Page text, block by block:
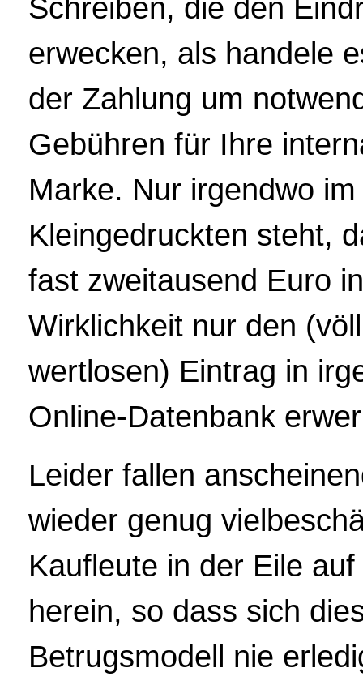
Schreiben, die den
erwecken, als handele
der Zahlung um
Gebühren für Ihre
Marke. Nur irgendwo im
Kleingedruckten steht,
fast zweitausend Euro in
Wirklichkeit nur den
wertlosen) Eintrag in
Online-Datenbank
Leider fallen
wieder genug
Kaufleute in der Eile
herein, so dass sich
Betrugsmodell nie